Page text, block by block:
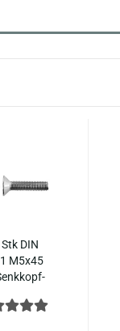
DIN
M5x45